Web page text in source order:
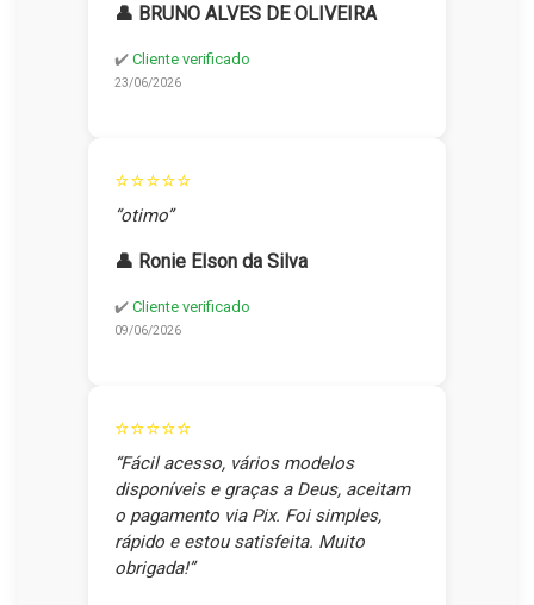
👤 BRUNO ALVES DE OLIVEIRA
✔️ Cliente verificado
23/06/2026
⭐⭐⭐⭐⭐
“otimo”
👤 Ronie Elson da Silva
✔️ Cliente verificado
09/06/2026
⭐⭐⭐⭐⭐
“Fácil acesso, vários modelos
disponíveis e graças a Deus, aceitam
o pagamento via Pix. Foi simples,
rápido e estou satisfeita. Muito
obrigada!”